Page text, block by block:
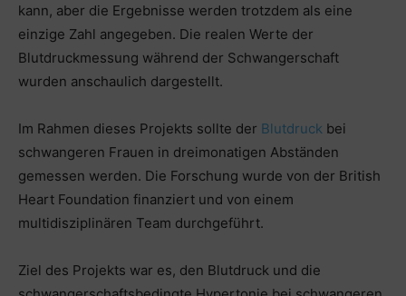
kann, aber die Ergebnisse werden trotzdem als eine
einzige Zahl angegeben. Die realen Werte der
Blutdruckmessung während der Schwangerschaft
wurden anschaulich dargestellt.
Im Rahmen dieses Projekts sollte der Blutdruck bei
schwangeren Frauen in dreimonatigen Abständen
gemessen werden. Die Forschung wurde von der British
Heart Foundation finanziert und von einem
multidisziplinären Team durchgeführt.
Ziel des Projekts war es, den Blutdruck und die